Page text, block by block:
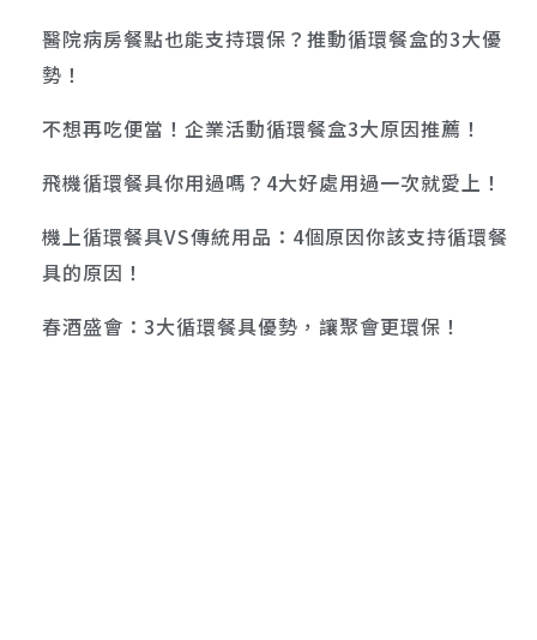
醫院病房餐點也能支持環保？推動循環餐盒的3大優
勢！
不想再吃便當！企業活動循環餐盒3大原因推薦！
飛機循環餐具你用過嗎？4大好處用過一次就愛上！
機上循環餐具VS傳統用品：4個原因你該支持循環餐
具的原因！
春酒盛會：3大循環餐具優勢，讓聚會更環保！